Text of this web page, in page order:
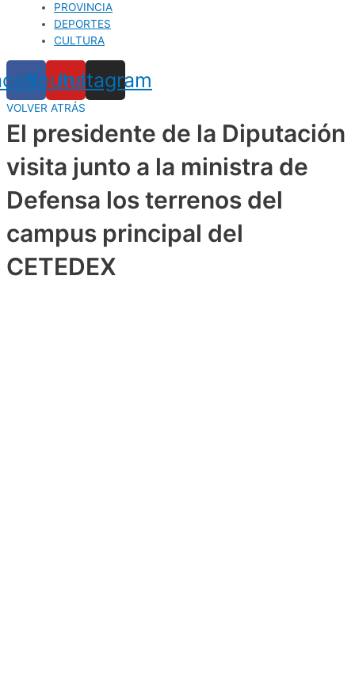
PROVINCIA
DEPORTES
CULTURA
Youtube
Instagram
VOLVER ATRÁS
El presidente de la Diputación
visita junto a la ministra de
Defensa los terrenos del
campus principal del
CETEDEX